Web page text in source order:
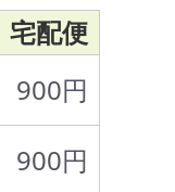
宅配便
900円
900円